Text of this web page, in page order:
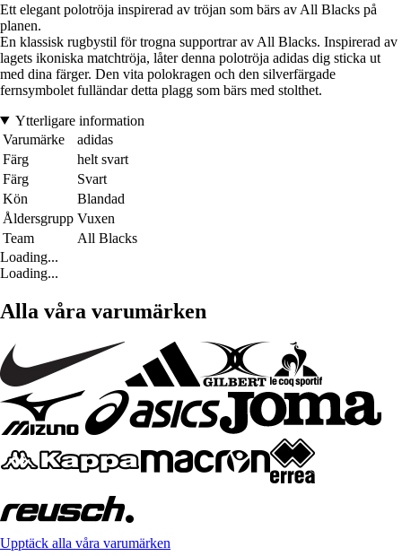
Ett elegant polotröja inspirerad av tröjan som bärs av All Blacks på
planen.
En klassisk rugbystil för trogna supportrar av All Blacks. Inspirerad av
lagets ikoniska matchtröja, låter denna polotröja adidas dig sticka ut
med dina färger. Den vita polokragen och den silverfärgade
fernsymbolet fulländar detta plagg som bärs med stolthet.
Ytterligare information
Varumärke
adidas
Färg
helt svart
Färg
Svart
Kön
Blandad
Åldersgrupp Vuxen
Team
All Blacks
Loading...
Loading...
Alla våra varumärken
Upptäck alla våra varumärken